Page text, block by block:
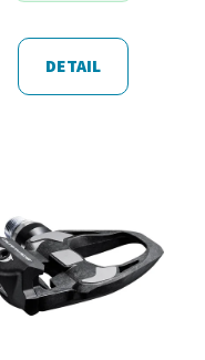
DETAIL